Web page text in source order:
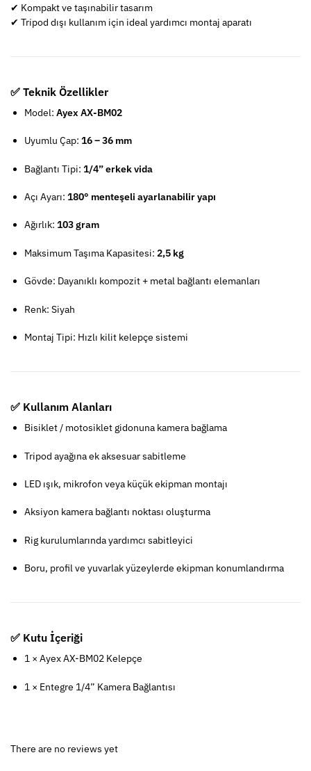
✔ Kompakt ve taşınabilir tasarım
✔ Tripod dışı kullanım için ideal yardımcı montaj aparatı
✅ Teknik Özellikler
Model: Ayex AX-BM02
Uyumlu Çap: 16 – 36 mm
Bağlantı Tipi: 1/4” erkek vida
Açı Ayarı: 180° menteşeli ayarlanabilir yapı
Ağırlık: 103 gram
Maksimum Taşıma Kapasitesi: 2,5 kg
Gövde: Dayanıklı kompozit + metal bağlantı elemanları
Renk: Siyah
Montaj Tipi: Hızlı kilit kelepçe sistemi
✅ Kullanım Alanları
Bisiklet / motosiklet gidonuna kamera bağlama
Tripod ayağına ek aksesuar sabitleme
LED ışık, mikrofon veya küçük ekipman montajı
Aksiyon kamera bağlantı noktası oluşturma
Rig kurulumlarında yardımcı sabitleyici
Boru, profil ve yuvarlak yüzeylerde ekipman konumlandırma
✅ Kutu İçeriği
1 × Ayex AX-BM02 Kelepçe
1 × Entegre 1/4” Kamera Bağlantısı
There are no reviews yet